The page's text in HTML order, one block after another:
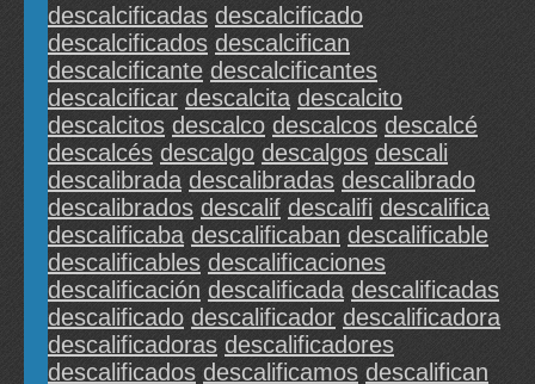
descalcificadas descalcificado
descalcificados descalcifican
descalcificante descalcificantes
descalcificar descalcita descalcito
descalcitos descalco descalcos descalcé
descalcés descalgo descalgos descali
descalibrada descalibradas descalibrado
descalibrados descalif descalifi descalifica
descalificaba descalificaban descalificable
descalificables descalificaciones
descalificación descalificada descalificadas
descalificado descalificador descalificadora
descalificadoras descalificadores
descalificados descalificamos descalifican